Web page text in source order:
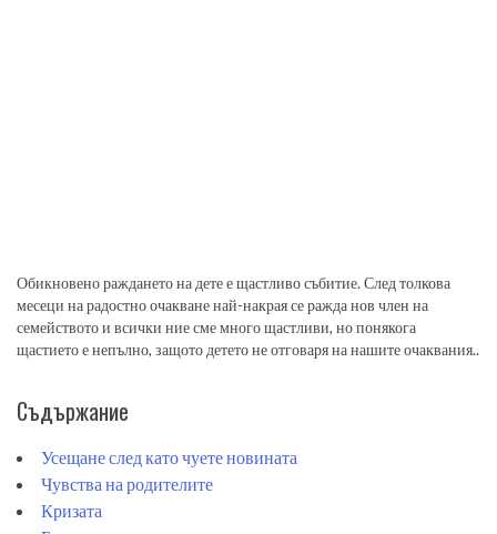
Обикновено раждането на дете е щастливо събитие. След толкова
месеци на радостно очакване най-накрая се ражда нов член на
семейството и всички ние сме много щастливи, но понякога
щастието е непълно, защото детето не отговаря на нашите очаквания..
Съдържание
Усещане след като чуете новината
Чувства на родителите
Кризата